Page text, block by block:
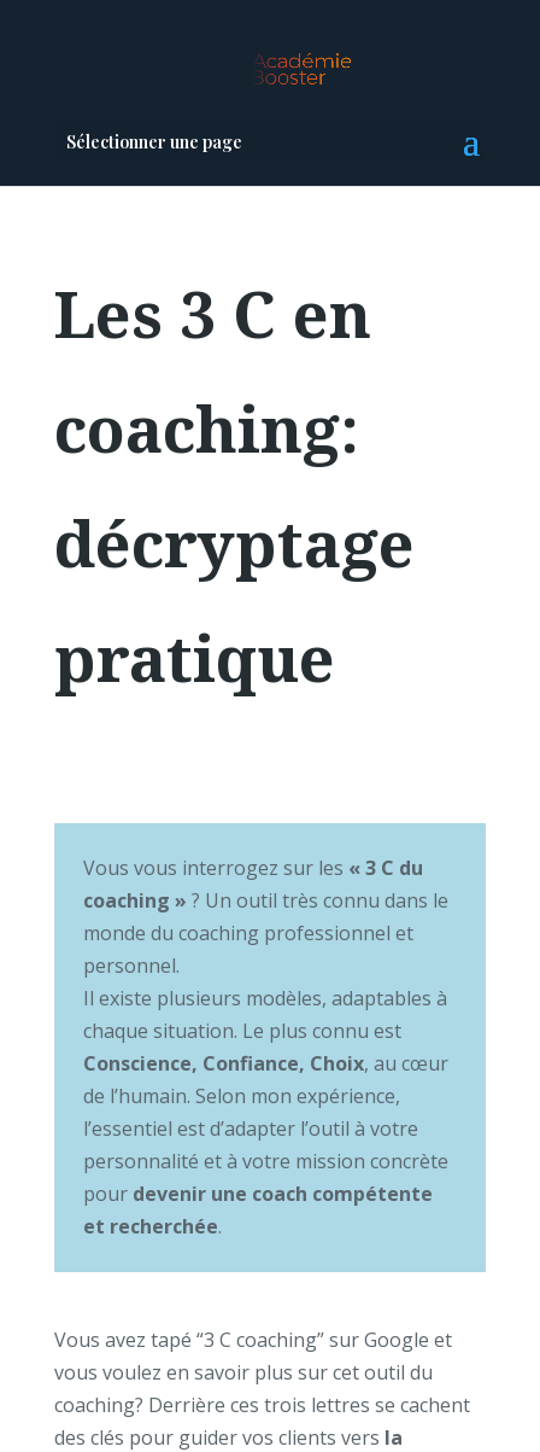
Sélectionner une page
Les 3 C en
coaching:
décryptage
pratique
Vous vous interrogez sur les « 3 C du
coaching » ? Un outil très connu dans le
monde du coaching professionnel et
personnel.
Il existe plusieurs modèles, adaptables à
chaque situation. Le plus connu est
Conscience, Confiance, Choix, au cœur
de l’humain. Selon mon expérience,
l’essentiel est d’adapter l’outil à votre
personnalité et à votre mission concrète
pour devenir une coach compétente
et recherchée.
Vous avez tapé “3 C coaching” sur Google et
vous voulez en savoir plus sur cet outil du
coaching? Derrière ces trois lettres se cachent
des clés pour guider vos clients vers la